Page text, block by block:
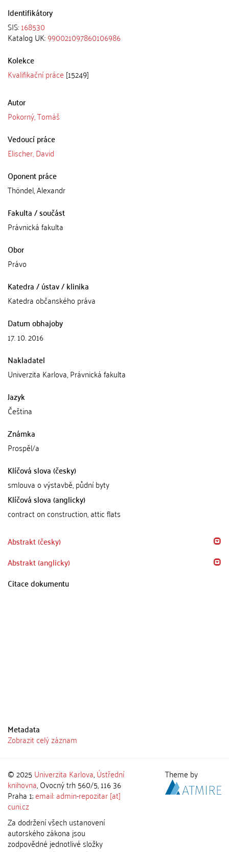
Identifikátory
SIS:168530
Katalog UK:990021097860106986
Kolekce
Kvalifikační práce [15249]
Autor
Pokorný, Tomáš
Vedoucí práce
Elischer, David
Oponent práce
Thöndel, Alexandr
Fakulta / součást
Právnická fakulta
Obor
Právo
Katedra / ústav / klinika
Katedra občanského práva
Datum obhajoby
17. 10. 2016
Nakladatel
Univerzita Karlova, Právnická fakulta
Jazyk
Čeština
Známka
Prospěl/a
Klíčová slova (česky)
smlouva o výstavbě, půdní byty
Klíčová slova (anglicky)
contract on construction, attic flats
Abstrakt (česky)
Abstrakt (anglicky)
Citace dokumentu
Metadata
Zobrazit celý záznam
© 2025 Univerzita Karlova,Ústřední
knihovna, Ovocný trh 560/5, 116 36
Praha 1;email: admin-repozitar [at]
cuni.cz
Za dodržení všech ustanovení
autorského zákona jsou
zodpovědné jednotlivé složky
Theme by